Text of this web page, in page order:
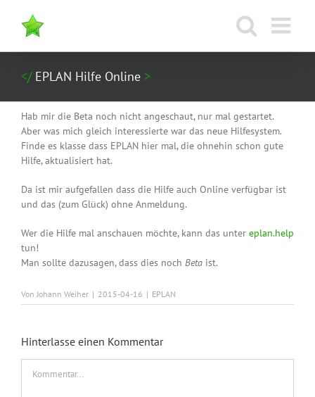
Inhalt
springen
EPLAN Hilfe Online
Hab mir die Beta noch nicht angeschaut, nur mal gestartet.
Aber was mich gleich interessierte war das neue Hilfesystem.
Finde es klasse dass EPLAN hier mal, die ohnehin schon gute
Hilfe, aktualisiert hat.
Da ist mir aufgefallen dass die Hilfe auch Online verfügbar ist
und das (zum Glück) ohne Anmeldung.
Wer die Hilfe mal anschauen möchte, kann das unter eplan.help
tun!
Man sollte dazusagen, dass dies noch Beta ist.
VonJohann Weiher | 2015-04-16 | EPLAN
Hinterlasse einen Kommentar